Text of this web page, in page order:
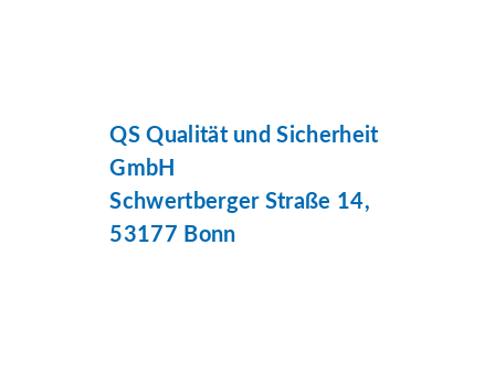
QS Qualität und Sicherheit
GmbH
Schwertberger Straße 14,
53177 Bonn